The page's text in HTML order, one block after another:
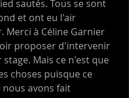
sautés. Tous se sont
et ont eu l'air
Merci à Céline Garnier
proposer d'intervenir
Mais ce n'est que
choses puisque ce
nous avons fait